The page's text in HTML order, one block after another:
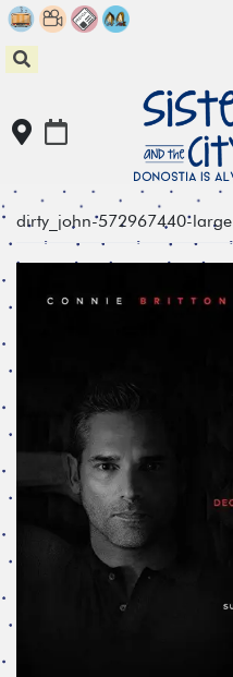
Skip
to
content
dirty_john-572967440-large